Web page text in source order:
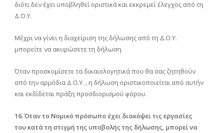
διότι δεν έχει υποβληθεί οριστικά και εκκρεμεί έλεγχος από τη
Δ.Ο.Υ.
Μέχρι να γίνει η διαχείριση της δήλωσης από τη Δ.Ο.Υ.
μπορείτε να ακυρώσετε τη δήλωση.
Όταν προσκομίσετε τα δικαιολογητικά που θα σας ζητηθούν
από την αρμόδια Δ.Ο.Υ. , η δήλωση οριστικοποιείται από αυτήν
και εκδίδεται πράξη προσδιορισμού φόρου.
16. Όταν το Νομικό πρόσωπο έχει διακόψει τις εργασίες
του κατά τη στιγμή της υποβολής της δήλωσης, μπορεί να